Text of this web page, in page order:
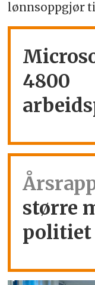
lønnsoppgjør
4800
større
politiet